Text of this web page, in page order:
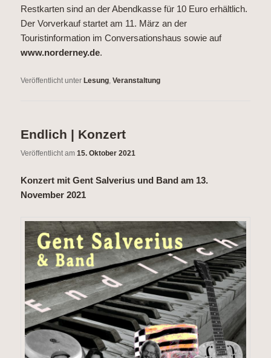
Restkarten sind an der Abendkasse für 10 Euro erhältlich.
Der Vorverkauf startet am 11. März an der
Touristinformation im Conversationshaus sowie auf
www.norderney.de.
Veröffentlicht unter Lesung ,Veranstaltung
Endlich | Konzert
Veröffentlicht am15. Oktober 2021
Konzert mit Gent Salverius und Band am 13.
November 2021